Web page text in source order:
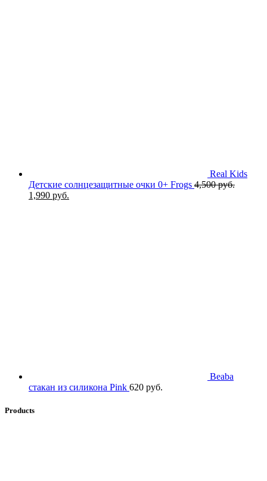
Real Kids
Детские солнцезащитные очки 0+ Frogs 4,500руб.
Первоначальная
1,990 руб.
Beaba
стакан из силикона Pink 620 руб.
Products